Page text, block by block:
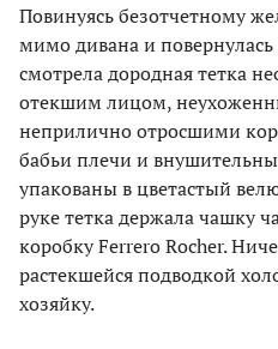
Повинуясь безотчетному
мимо дивана и повернулась
смотрела дородная тетка
отекшим лицом,
неприлично отросшими
бабьи плечи и
упакованы в цветастый
руке тетка держала чашку
коробку Ferrero Rocher.
растекшейся подводкой
хозяйку.